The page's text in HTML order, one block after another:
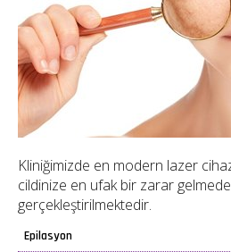
Kliniğimizde en modern lazer
cildinize en ufak bir zarar
gerçekleştirilmektedir.
Epilasyon